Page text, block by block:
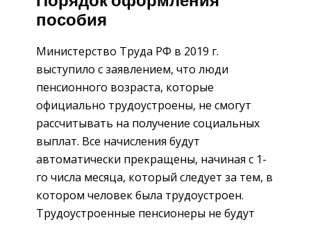
пособия
Министерство Труда РФ в 2019 г.
выступило с заявлением, что люди
пенсионного возраста, которые
официально трудоустроены, не смогут
рассчитывать на получение социальных
выплат. Все начисления будут
автоматически прекращены, начиная с 1-
го числа месяца, который следует за тем, в
котором человек была трудоустроен.
Трудоустроенные пенсионеры не будут